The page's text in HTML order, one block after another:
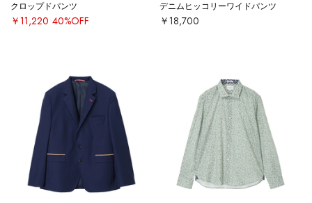
クロップドパンツ
￥11,220 40%OFF
デニムヒッコリーワイドパンツ
￥18,700